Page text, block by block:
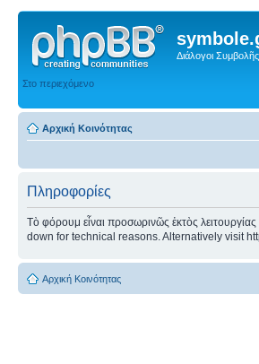
Διάλογοι Συμβολῆς
Στο περιεχόμενο
Αρχική Κοινότητας
Πληροφορίες
Τὸ φόρουμ εἶναι προσωρινῶς ἐκτὸς
down for technical reasons. Alternatively visit
Αρχική Κοινότητας